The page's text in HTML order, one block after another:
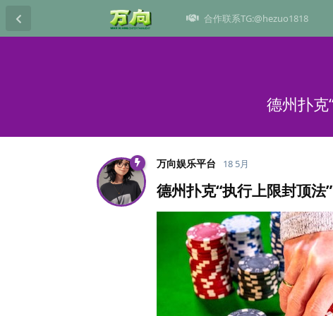
合作联系TG:@hezuo1818
德州扑克
万向娱乐平台 18 5月
德州扑克“执行上限封顶